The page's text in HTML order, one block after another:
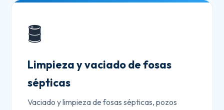
🛢️
Limpieza y vaciado de fosas
sépticas
Vaciado y limpieza de fosas sépticas, pozos